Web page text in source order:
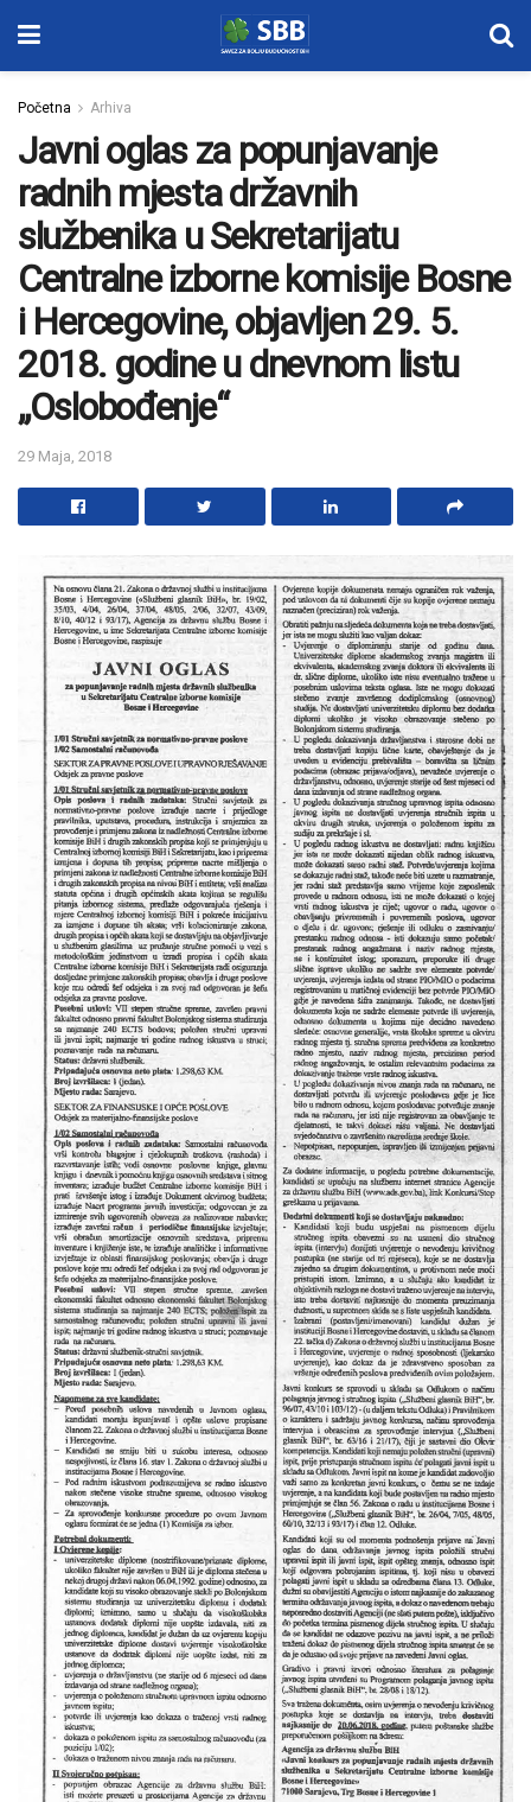
Početna Arhiva
Javni oglas za popunjavanje
radnih mjesta državnih
službenika u Sekretarijatu
Centralne izborne komisije Bosne
i Hercegovine, objavljen 29. 5.
2018. godine u dnevnom listu
„Oslobođenje“
29 Maja, 2018